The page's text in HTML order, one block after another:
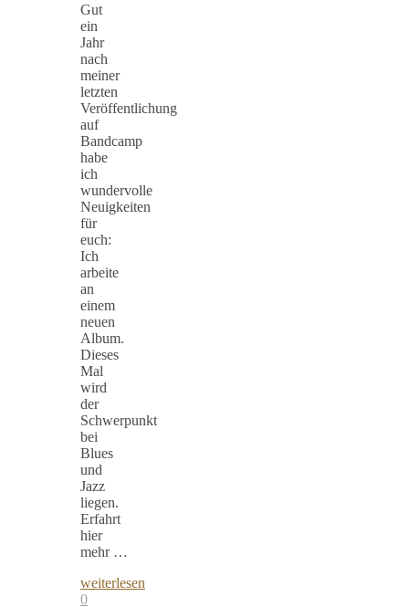
Gut
ein
Jahr
nach
meiner
letzten
Veröffentlichung
auf
Bandcamp
habe
ich
wundervolle
Neuigkeiten
für
euch:
Ich
arbeite
an
einem
neuen
Album.
Dieses
Mal
wird
der
Schwerpunkt
bei
Blues
und
Jazz
liegen.
Erfahrt
hier
mehr …
weiterlesen
0